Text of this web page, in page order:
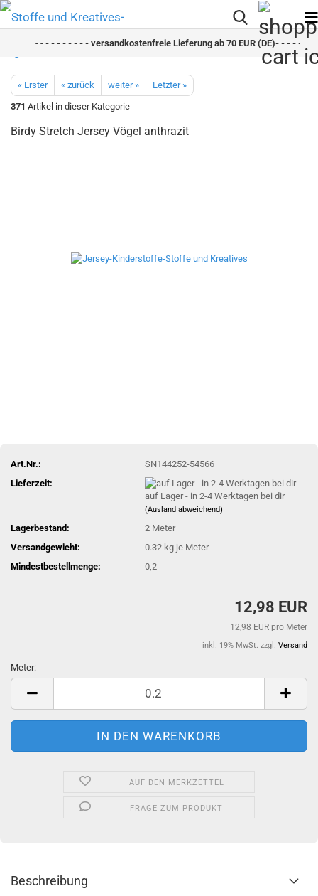
- -- - - - - - - - versandkostenfreie Lieferung ab 70 EUR (DE)- - - - - - -
« Erster « zurück weiter »
Letzter »
371 Artikel in dieser Kategorie
Birdy Stretch Jersey Vögel anthrazit
Art.Nr.:
SN144252-54566
Lieferzeit:
auf Lager - in 2-4 Werktagen bei dir
(Ausland abweichend)
Lagerbestand: 2 Meter
Versandgewicht:
0.32 kg je Meter
Mindestbestellmenge:
0,2
12,98 EUR
12,98 EUR pro Meter
inkl. 19% MwSt. zzgl. Versand
Meter:
Meter
AUF DEN MERKZETTEL
FRAGE ZUM PRODUKT
Beschreibung